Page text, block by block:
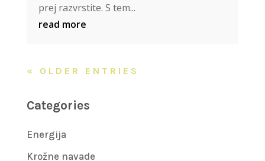
prej razvrstite. S tem...
read more
« OLDER ENTRIES
Categories
Energija
Krožne navade